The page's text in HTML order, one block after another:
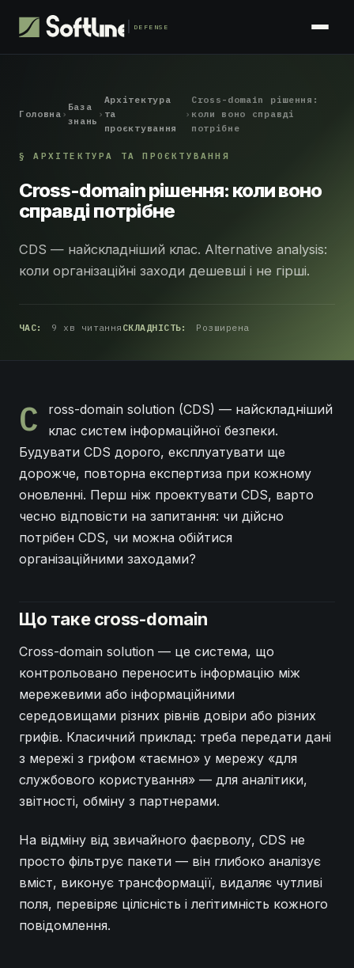
DEFENSE
Головна ›
База
знань
›
Архітектура
та
проєктування
›
Cross-domain рішення:
коли воно справді
потрібне
§ АРХІТЕКТУРА ТА ПРОЄКТУВАННЯ
Cross-domain рішення: коли воно
справді потрібне
CDS — найскладніший клас. Alternative analysis:
коли організаційні заходи дешевші і не гірші.
ЧАС: 9 хв читання СКЛАДНІСТЬ: Розширена
C
ross-domain solution (CDS) — найскладніший
клас систем інформаційної безпеки.
Будувати CDS дорого, експлуатувати ще
дорожче, повторна експертиза при кожному
оновленні. Перш ніж проектувати CDS, варто
чесно відповісти на запитання: чи дійсно
потрібен CDS, чи можна обійтися
організаційними заходами?
Що таке cross-domain
Cross-domain solution — це система, що
контрольовано переносить інформацію між
мережевими або інформаційними
середовищами різних рівнів довіри або різних
грифів. Класичний приклад: треба передати дані
з мережі з грифом «таємно» у мережу «для
службового користування» — для аналітики,
звітності, обміну з партнерами.
На відміну від звичайного фаєрволу, CDS не
просто фільтрує пакети — він глибоко аналізує
вміст, виконує трансформації, видаляє чутливі
поля, перевіряє цілісність і легітимність кожного
повідомлення.